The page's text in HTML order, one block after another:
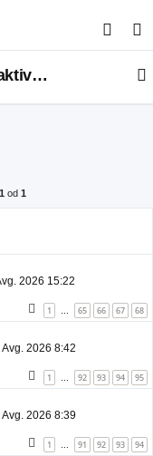
s
a
Poglej aktivne teme
1 od 1
2026 15:22
1 … 65 66 67 68
Avg. 2026 8:42
1 … 92 93 94 95
Avg. 2026 8:39
1 91 92 93 94